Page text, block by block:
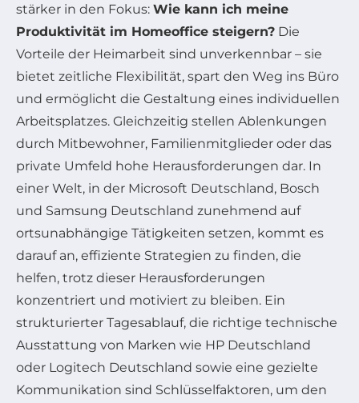
stärker in den Fokus: Wie kann ich meine
Produktivität im Homeoffice steigern? Die
Vorteile der Heimarbeit sind unverkennbar – sie
bietet zeitliche Flexibilität, spart den Weg ins Büro
und ermöglicht die Gestaltung eines individuellen
Arbeitsplatzes. Gleichzeitig stellen Ablenkungen
durch Mitbewohner, Familienmitglieder oder das
private Umfeld hohe Herausforderungen dar. In
einer Welt, in der Microsoft Deutschland, Bosch
und Samsung Deutschland zunehmend auf
ortsunabhängige Tätigkeiten setzen, kommt es
darauf an, effiziente Strategien zu finden, die
helfen, trotz dieser Herausforderungen
konzentriert und motiviert zu bleiben. Ein
strukturierter Tagesablauf, die richtige technische
Ausstattung von Marken wie HP Deutschland
oder Logitech Deutschland sowie eine gezielte
Kommunikation sind Schlüsselfaktoren, um den